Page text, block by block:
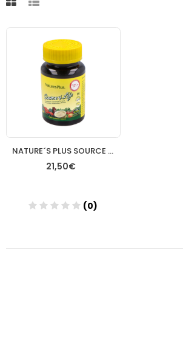
NATURE´S PLUS SOURCE OF LIFE 60 COMP
21,50€
(0)